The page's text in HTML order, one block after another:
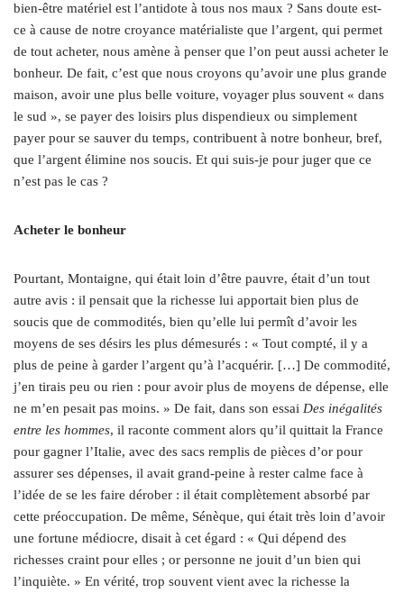
bien-être matériel est l’antidote à tous nos maux ? Sans doute est-
ce à cause de notre croyance matérialiste que l’argent, qui permet
de tout acheter, nous amène à penser que l’on peut aussi acheter le
bonheur. De fait, c’est que nous croyons qu’avoir une plus grande
maison, avoir une plus belle voiture, voyager plus souvent « dans
le sud », se payer des loisirs plus dispendieux ou simplement
payer pour se sauver du temps, contribuent à notre bonheur, bref,
que l’argent élimine nos soucis. Et qui suis-je pour juger que ce
n’est pas le cas ?
Acheter le bonheur
Pourtant, Montaigne, qui était loin d’être pauvre, était d’un tout
autre avis : il pensait que la richesse lui apportait bien plus de
soucis que de commodités, bien qu’elle lui permît d’avoir les
moyens de ses désirs les plus démesurés : « Tout compté, il y a
plus de peine à garder l’argent qu’à l’acquérir. […] De commodité,
j’en tirais peu ou rien : pour avoir plus de moyens de dépense, elle
ne m’en pesait pas moins. » De fait, dans son essai Des inégalités
entre les hommes, il raconte comment alors qu’il quittait la France
pour gagner l’Italie, avec des sacs remplis de pièces d’or pour
assurer ses dépenses, il avait grand-peine à rester calme face à
l’idée de se les faire dérober : il était complètement absorbé par
cette préoccupation. De même, Sénèque, qui était très loin d’avoir
une fortune médiocre, disait à cet égard : « Qui dépend des
richesses craint pour elles ; or personne ne jouit d’un bien qui
l’inquiète. » En vérité, trop souvent vient avec la richesse la